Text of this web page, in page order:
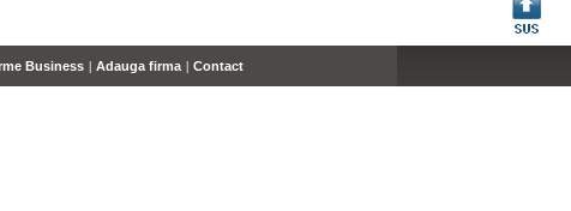
Business | Adauga firma | Contact